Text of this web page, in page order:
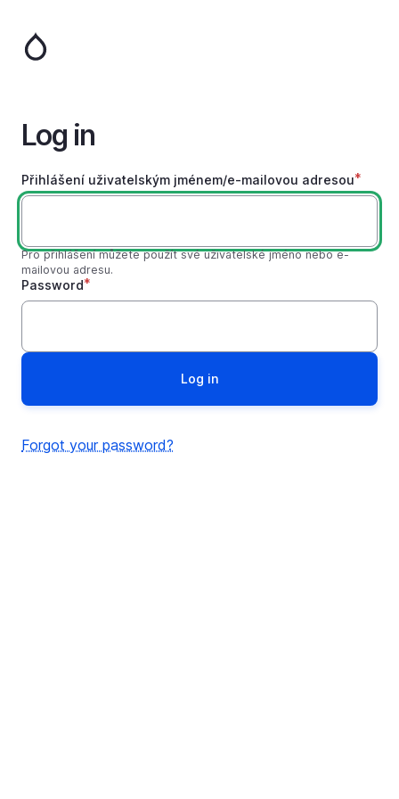
main
Log in
Přihlášení uživatelským jménem/e-mailovou adresou
Pro přihlášení můžete použít své uživatelské jméno nebo e-
mailovou adresu.
Password
Forgot your password?